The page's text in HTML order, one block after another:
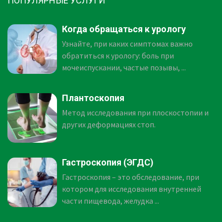
Когда обращаться к урологу
Узнайте, при каких симптомах важно
обратиться к урологу: боль при
мочеиспускании, частые позывы, ...
Плантоскопия
Метод исследования при плоскостопии и
других деформациях стоп.
Гастроскопия (ЭГДС)
Гастроскопия – это обследование, при
котором для исследования внутренней
части пищевода, желудка ...